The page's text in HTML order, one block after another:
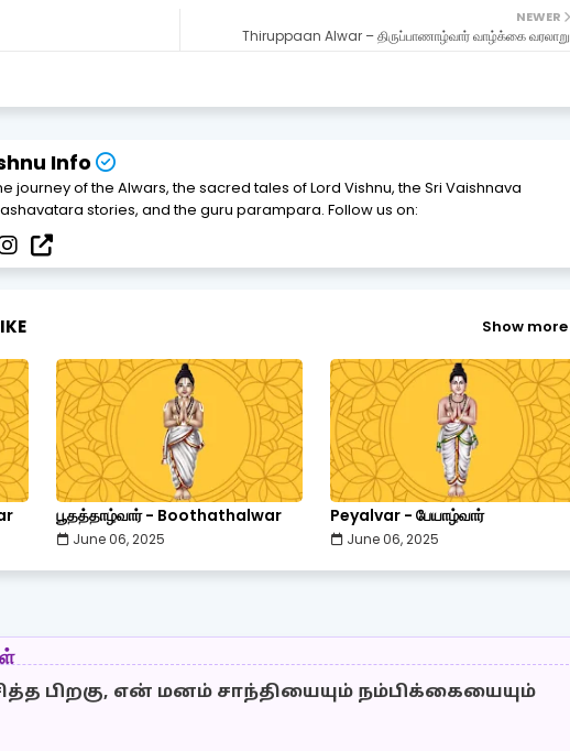
NEWER
Thiruppaan Alwar – திருப்பாணாழ்வார் வாழ்க்கை வரலாறு
Info
journey of the Alwars, the sacred tales of Lord Vishnu, the Sri Vaishnava
stories, and the guru parampara. Follow us on:
Show more
பூதத்தாழ்வார் - Boothathalwar
June 06, 2025
Peyalvar - பேயாழ்வார்
June 06, 2025
பிறகு, என் மனம் சாந்தியையும் நம்பிக்கையையும்